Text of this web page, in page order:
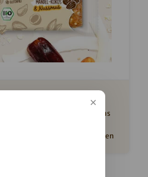
Dieses Produkt ist mindestens
vereint mit knackigen